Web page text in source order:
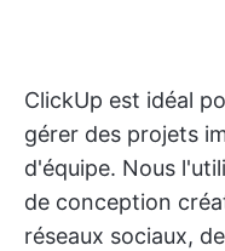
ClickUp est idéal
gérer des projets
d'équipe. Nous
de conception
réseaux sociaux,